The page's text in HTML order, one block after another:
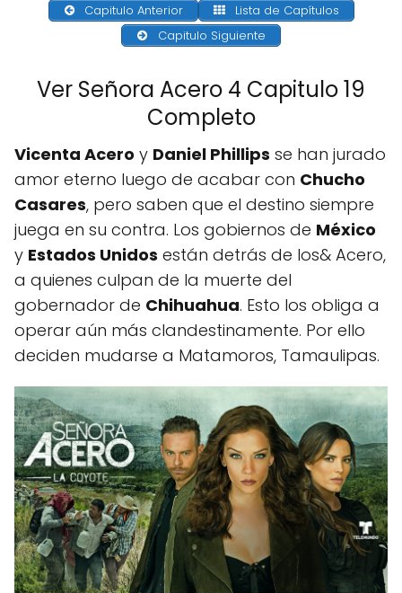
Capitulo Anterior
Lista de Capítulos
Capitulo Siguiente
Ver Señora Acero 4 Capitulo 19
Completo
Vicenta Acero y Daniel Phillips se han jurado
amor eterno luego de acabar con Chucho
Casares, pero saben que el destino siempre
juega en su contra. Los gobiernos de México
y Estados Unidos están detrás de los& Acero,
a quienes culpan de la muerte del
gobernador de Chihuahua. Esto los obliga a
operar aún más clandestinamente. Por ello
deciden mudarse a Matamoros, Tamaulipas.